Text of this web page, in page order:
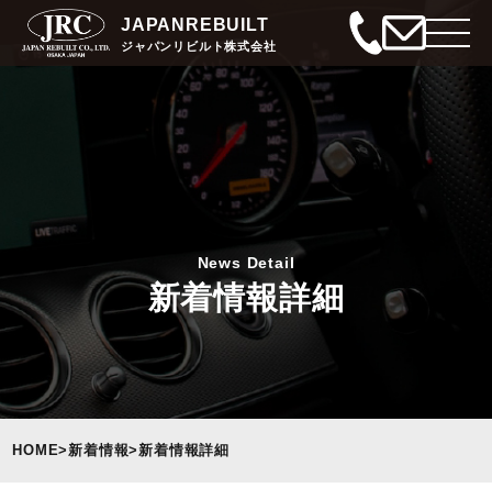
JAPANREBUILT
ジャパンリビルト株式会社
News Detail
新着情報詳細
HOME>新着情報>新着情報詳細